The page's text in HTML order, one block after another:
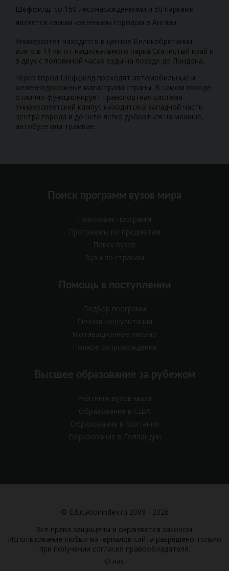
Шеффилд, со 150 лесонасаждениями и 50 парками
является самым «зеленым» городом в Англии.
Университет находится в центре Великобритании,
всего в 11 км от национального парка Скалистый край и
в двух с половиной часах езды на поезде до Лондона.
Через город Шеффилд проходят автомобильные и
железнодорожные магистрали страны. В самом городе
отлично функционирует транспортная система.
Университетский кампус находится в западной части
центра города и до него легко добраться на машине,
автобусе или трамвае.
Поиск программ вузов мира
Поисковик программ
Программы по предметам
Поиск вузов
Вузы по странам
Помощь в поступлении
Подбор программ
Личная консультация
Мотивационное письмо
Полное сопровождение
Высшее образование за рубежом
Рейтинги вузов мира
Образование в США
Образование в Британии
Образование в Голландии
© Educationindex.ru 2009 - 2026
Все права защищены и охраняются законом.
Использование любых материалов сайта разрешено только
при получении согласия правообладателя.
О нас